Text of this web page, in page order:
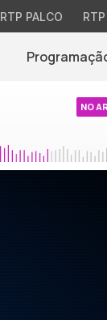
RTP PALCO
NO AR